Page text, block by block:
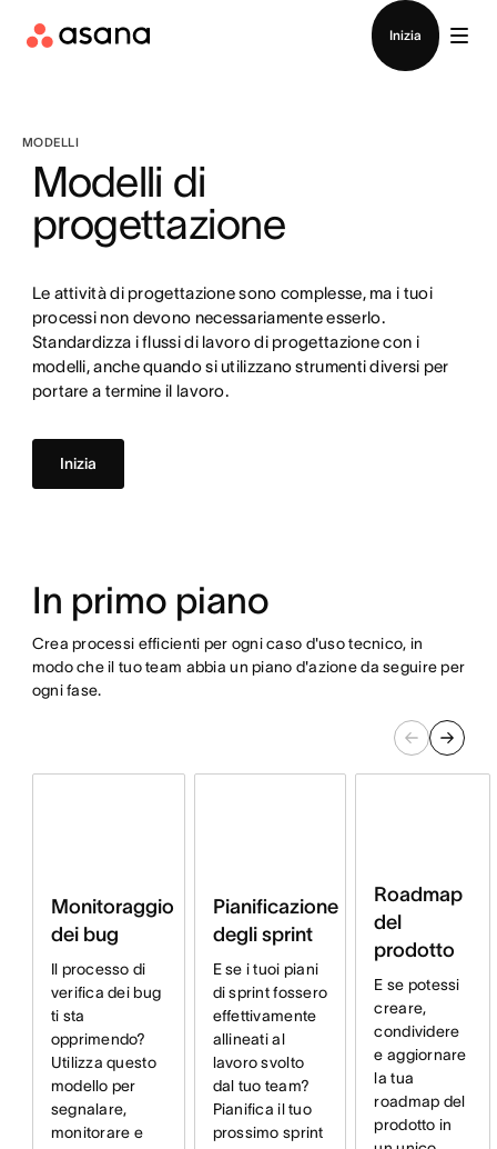
Inizia
MODELLI
Modelli di
progettazione
Le attività di progettazione sono complesse, ma i tuoi
processi non devono necessariamente esserlo.
Standardizza i flussi di lavoro di progettazione con i
modelli, anche quando si utilizzano strumenti diversi per
portare a termine il lavoro.
Inizia
In primo piano
Crea processi efficienti per ogni caso d'uso tecnico, in
modo che il tuo team abbia un piano d'azione da seguire per
ogni fase.
Monitoraggio
dei bug
Il processo di
verifica dei bug
ti sta
opprimendo?
Utilizza questo
modello per
segnalare,
monitorare e
Pianificazione
degli sprint
E se i tuoi piani
di sprint fossero
effettivamente
allineati al
lavoro svolto
dal tuo team?
Pianifica il tuo
prossimo sprint
Roadmap
del
prodotto
E se potessi
creare,
condividere
e aggiornare
la tua
roadmap del
prodotto in